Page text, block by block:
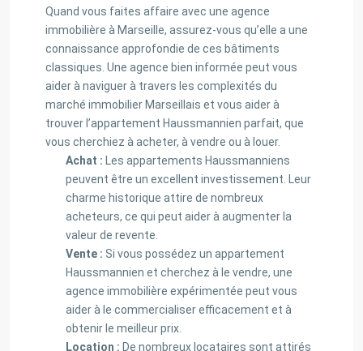
Quand vous faites affaire avec une agence
immobilière à Marseille, assurez-vous qu’elle a une
connaissance approfondie de ces bâtiments
classiques. Une agence bien informée peut vous
aider à naviguer à travers les complexités du
marché immobilier Marseillais et vous aider à
trouver l’appartement Haussmannien parfait, que
vous cherchiez à acheter, à vendre ou à louer.
Achat : Les appartements Haussmanniens
peuvent être un excellent investissement. Leur
charme historique attire de nombreux
acheteurs, ce qui peut aider à augmenter la
valeur de revente.
Vente : Si vous possédez un appartement
Haussmannien et cherchez à le vendre, une
agence immobilière expérimentée peut vous
aider à le commercialiser efficacement et à
obtenir le meilleur prix.
Location : De nombreux locataires sont attirés